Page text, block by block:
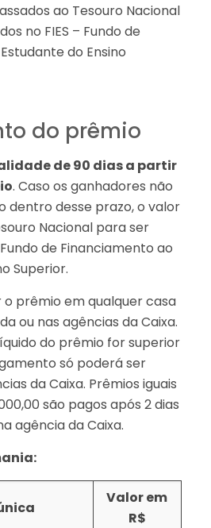
ao Tesouro Nacional
no FIES – Fundo de
do Ensino
do prêmio
de 90 dias a partir
. Caso os ganhadores não
dentro desse prazo, o valor
Nacional para ser
de Financiamento ao
Superior.
prêmio em qualquer casa
ou nas agências da Caixa.
do prêmio for superior
só poderá ser
da Caixa. Prêmios iguais
são pagos após 2 dias
agência da Caixa.
Valor em
R$